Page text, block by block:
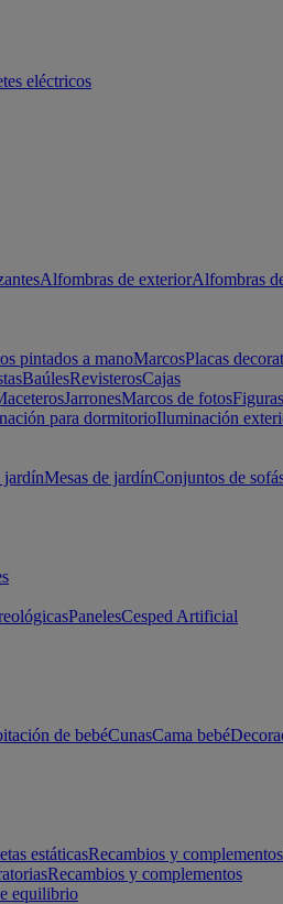
eléctricos
Alfombras de exteriorAlfombras
pintados a manoMarcosPlacas
BaúlesRevisterosCajas
JarronesMarcos de fotos
para dormitorioIluminación
jardínMesas de jardínConjuntos de
PanelesCesped Artificial
de bebéCunasCama bebé
estáticasRecambios y complementos
Recambios y complementos
equilibrio